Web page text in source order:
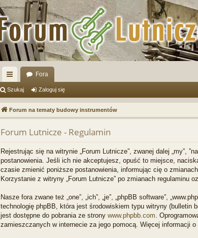
ię
ce
j
…
Fora
Szukaj Zaloguj się
Forum na tematy budowy instrumentów
Forum Lutnicze - Regulamin
Rejestrując się na witrynie „Forum Lutnicze”, zwanej dalej „my”,
postanowienia. Jeśli ich nie akceptujesz, opuść to miejsce,
czasie zmienić poniższe postanowienia, informując cię o
Korzystanie z witryny „Forum Lutnicze” po zmianach regulaminu
Nasze fora zwane też „one”, „ich”, „je”, „phpBB software”,
technologię phpBB, która jest środowiskiem typu witryny (bulletin
jest dostępne do pobrania ze strony www.phpbb.com .
zamieszczanych w internecie za jego pomocą. Więcej informacji